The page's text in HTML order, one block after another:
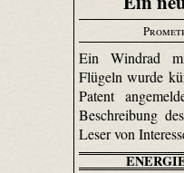
Ein Windrad
Flügeln wurde
Patent
Beschreibung
Leser von